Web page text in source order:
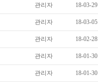
관리자 18-03-29
관리자 18-03-05
관리자 18-02-28
관리자 18-01-30
관리자 18-01-30